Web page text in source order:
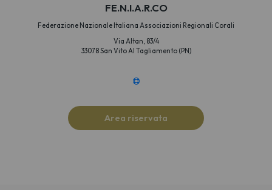
FE.N.I.A.R.CO
Federazione Nazionale Italiana Associazioni Regionali Corali
Via Altan, 83/4
33078 San Vito Al Tagliamento (PN)
Area riservata